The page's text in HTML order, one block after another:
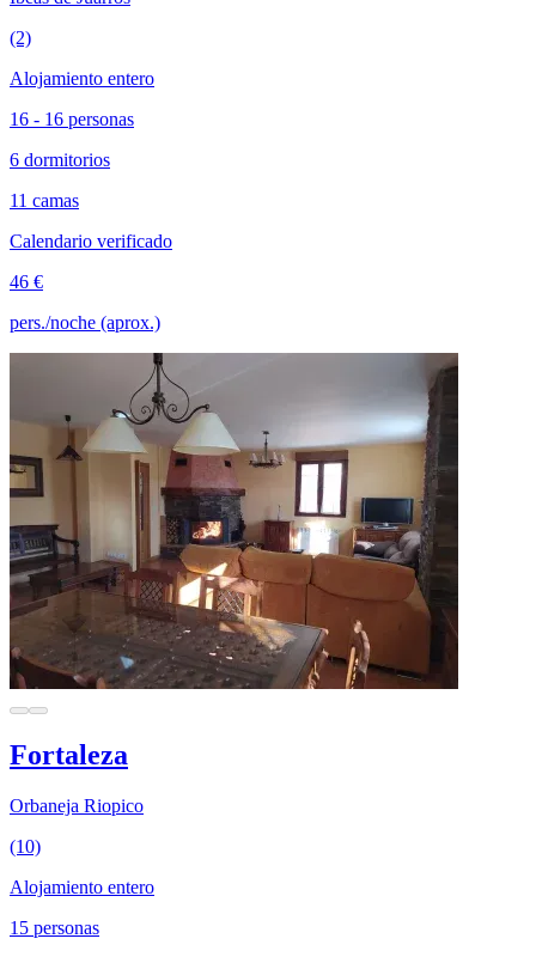
(2)
Alojamiento entero
16 - 16 personas
6 dormitorios
11 camas
Calendario verificado
46 €
pers./noche (aprox.)
Fortaleza
Orbaneja Riopico
(10)
Alojamiento entero
15 personas